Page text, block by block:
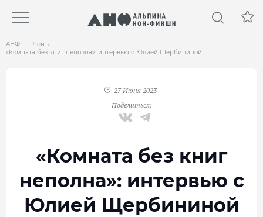
АНФ
Лента
«Комната без книг неполна»: интервью с Юлией Щербининой
27 Июня 2023
Поделиться:
«Комната без книг
неполна»: интервью с
Юлией Щербининой